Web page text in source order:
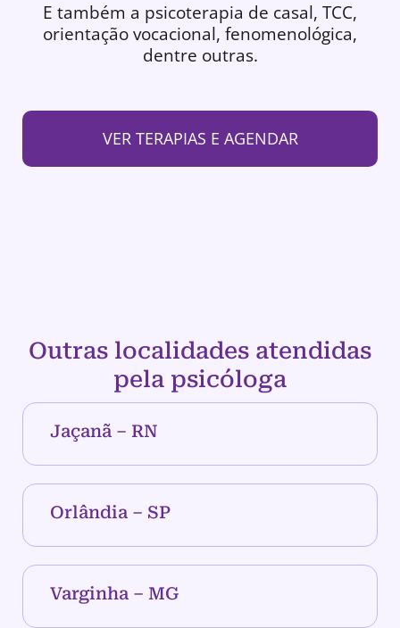
E também a psicoterapia de casal, TCC,
orientação vocacional, fenomenológica,
dentre outras.
VER TERAPIAS E AGENDAR
Outras localidades atendidas
pela psicóloga
Jaçanã – RN
Orlândia – SP
Varginha – MG